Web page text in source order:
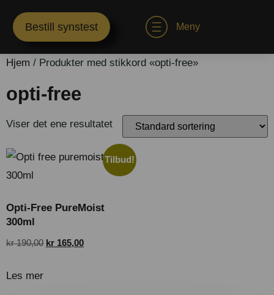
Bestill synstest Meny
Hjem / Produkter med stikkord «opti-free»
opti-free
Viser det ene resultatet
Tilbud!
Opti-Free PureMoist
300ml
kr190,00 kr 165,00
Les mer